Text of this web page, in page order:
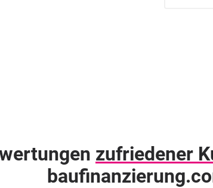
zufriedener